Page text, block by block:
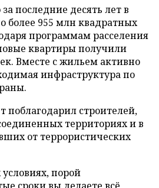
последние десять лет в
более 955 млн квадратных
программам расселения
квартиры получили
Вместе с жильем активно
инфраструктура по
поблагодарил строителей,
территориях и в
от террористических
порой